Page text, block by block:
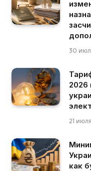
30
2026
21
как